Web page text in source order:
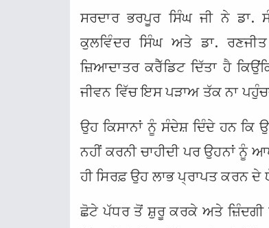
ਸਰਦਾਰ ਭਰਪੂਰ ਸਿੰਘ ਜੀ ਨੇ ਡਾ.
ਕੁਲਵਿੰਦਰ ਸਿੰਘ ਅਤੇ ਡਾ.
ਜ਼ਿਆਦਾਤਰ ਕਰੈੱਡਿਟ ਦਿੱਤਾ ਹੈ
ਜੀਵਨ ਵਿੱਚ ਇਸ ਪੜਾਅ ਤੱਕ ਨਾ
ਉਹ ਕਿਸਾਨਾਂ ਨੂੰ ਸੰਦੇਸ਼ ਦਿੰਦੇ ਹਨ ਕਿ
ਨਹੀਂ ਕਰਨੀ ਚਾਹੀਦੀ ਪਰ ਉਹਨਾਂ ਨੂੰ
ਹੀ ਸਿਰਫ਼ ਉਹ ਲਾਭ ਪ੍ਰਾਪਤ ਕਰਨ
ਛੋਟੇ ਪੱਧਰ ਤੋਂ ਸ਼ੁਰੂ ਕਰਕੇ ਅਤੇ ਜ਼ਿੰਦਗੀ